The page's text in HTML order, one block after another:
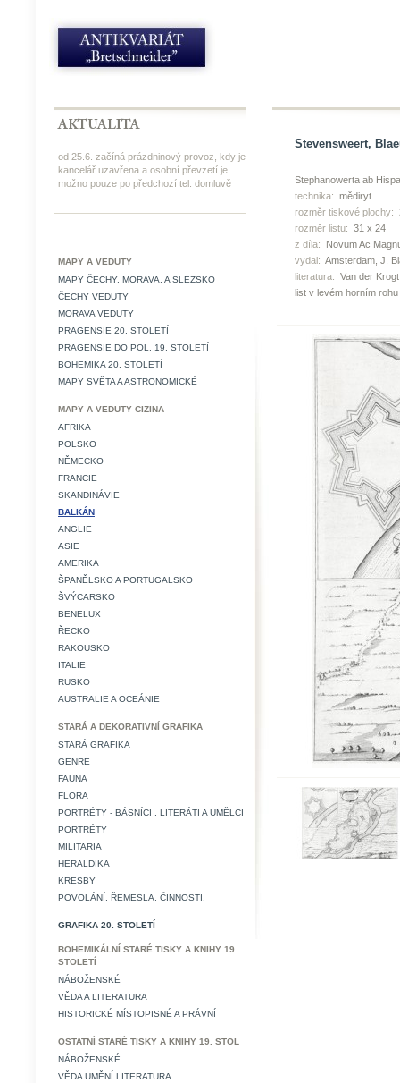
od 25.6. začíná prázdninový provoz, kdy je
kancelář uzavřena a osobní převzetí je
možno pouze po předchozí tel. domluvě
MAPY A VEDUTY
MAPY ČECHY, MORAVA, A SLEZSKO
ČECHY VEDUTY
MORAVA VEDUTY
PRAGENSIE 20. STOLETÍ
PRAGENSIE DO POL. 19. STOLETÍ
BOHEMIKA 20. STOLETÍ
MAPY SVĚTA A ASTRONOMICKÉ
MAPY A VEDUTY CIZINA
AFRIKA
POLSKO
NĚMECKO
FRANCIE
SKANDINÁVIE
BALKÁN
ANGLIE
ASIE
AMERIKA
ŠPANĚLSKO A PORTUGALSKO
ŠVÝCARSKO
BENELUX
ŘECKO
RAKOUSKO
ITALIE
RUSKO
AUSTRALIE A OCEÁNIE
STARÁ A DEKORATIVNÍ GRAFIKA
STARÁ GRAFIKA
GENRE
FAUNA
FLORA
PORTRÉTY - BÁSNÍCI , LITERÁTI A UMĚLCI
PORTRÉTY
MILITARIA
HERALDIKA
KRESBY
POVOLÁNÍ, ŘEMESLA, ČINNOSTI.
GRAFIKA 20. STOLETÍ
BOHEMIKÁLNÍ STARÉ TISKY A KNIHY 19.
STOLETÍ
NÁBOŽENSKÉ
VĚDA A LITERATURA
HISTORICKÉ MÍSTOPISNÉ A PRÁVNÍ
OSTATNÍ STARÉ TISKY A KNIHY 19. STOL
NÁBOŽENSKÉ
VĚDA UMĚNÍ LITERATURA
Stevensweert,
Stephanowerta ab
technika: mědiryt
rozměr tiskové plochy:
rozměr listu: 31 x 24
z díla:
Novum Ac
vydal: Amsterdam, J.
literatura: Van der
list v levém horním